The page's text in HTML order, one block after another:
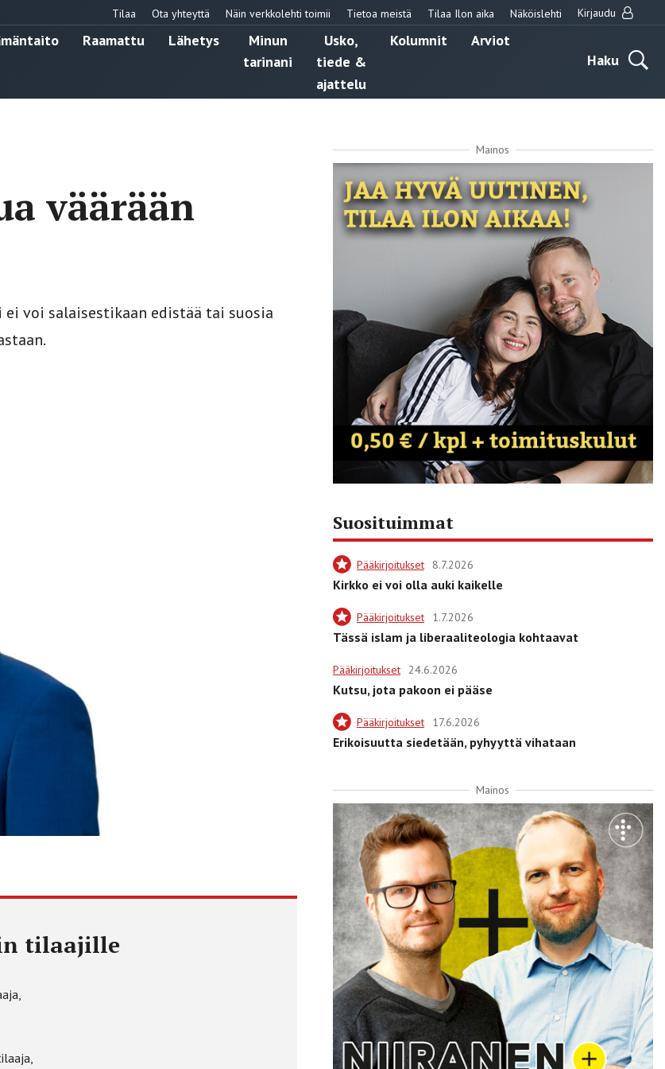
Tilaa Ota yhteyttä Näin verkkolehti toimii Tietoa meistä Tilaa Ilon aika Näköislehti Kirjaudu
Raamattu Lähetys
Minun
tarinani
Usko,
tiede &
ajattelu
Kolumnit
Arviot
Haku
väärään
ei voi salaisestikaan edistää tai suosia
tilaajille
Mainos
Suosituimmat
Pääkirjoitukset 8.7.2026
Kirkko ei voi olla auki kaikelle
Pääkirjoitukset 1.7.2026
Tässä islam ja liberaaliteologia kohtaavat
Pääkirjoitukset 24.6.2026
Kutsu, jota pakoon ei pääse
Pääkirjoitukset 17.6.2026
Erikoisuutta siedetään, pyhyyttä vihataan
Mainos